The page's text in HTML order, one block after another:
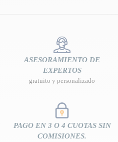
ASESORAMIENTO DE
EXPERTOS
gratuito y personalizado
PAGO EN 3 O 4 CUOTAS SIN
COMISIONES.